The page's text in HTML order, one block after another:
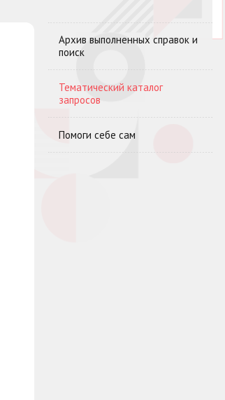
Архив выполненных справок и
поиск
Тематический каталог
запросов
Помоги себе сам